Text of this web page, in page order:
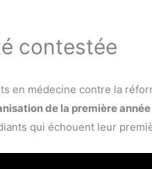
contestée
en médecine contre la
de la première
qui échouent leur